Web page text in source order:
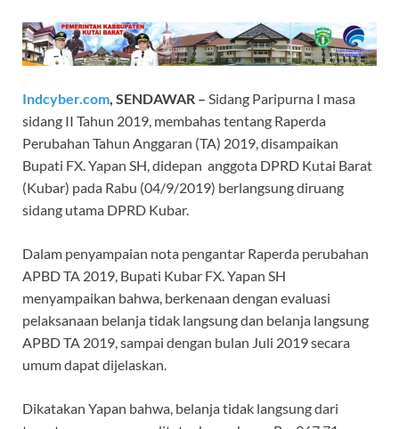
Indcyber.com SENDAWAR – Sidang Paripurna I masa
sidang II Tahun 2019, membahas tentang Raperda
Perubahan Tahun Anggaran (TA) 2019, disampaikan
Bupati FX. Yapan SH, didepan anggota DPRD Kutai Barat
(Kubar) pada Rabu (04/9/2019) berlangsung diruang
sidang utama DPRD Kubar.
Dalam penyampaian nota pengantar Raperda perubahan
APBD TA 2019, Bupati Kubar FX. Yapan SH
menyampaikan bahwa, berkenaan dengan evaluasi
pelaksanaan belanja tidak langsung dan belanja langsung
APBD TA 2019, sampai dengan bulan Juli 2019 secara
umum dapat dijelaskan.
Dikatakan Yapan bahwa, belanja tidak langsung dari